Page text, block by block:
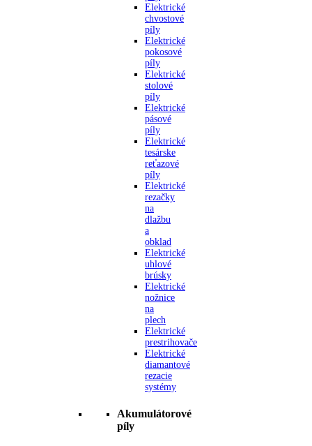
Elektrické
chvostové
píly
Elektrické
pokosové
píly
Elektrické
stolové
píly
Elektrické
pásové
píly
Elektrické
tesárske
reťazové
píly
Elektrické
rezačky
na
dlažbu
a
obklad
Elektrické
uhlové
brúsky
Elektrické
nožnice
na
plech
Elektrické
prestrihovače
Elektrické
diamantové
rezacie
systémy
Akumulátorové
píly